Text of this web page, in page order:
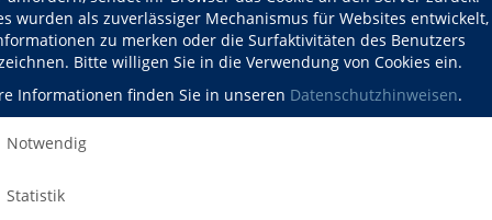
wurden als zuverlässiger Mechanismus für Websites
zu merken oder die Surfaktivitäten des Benutzers
Bitte willigen Sie in die Verwendung von Cookies ein.
Informationen finden Sie in unseren Datenschutzhinweisen.
Notwendig
Statistik
Kursdetails drucken
Kursort
Hier
Hans (Jg. 1993) lebt für das
verwurzelt, entdeckt er früh
Warrior machen ihn schnell
von niemand
mit zwölf Jahren sitzt
später kommt die Frage, die
ob! Glowacz wird zu
Dies öffnet Philipp